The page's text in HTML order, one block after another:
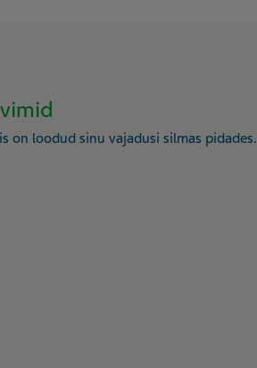
on loodud sinu vajadusi silmas pidades.